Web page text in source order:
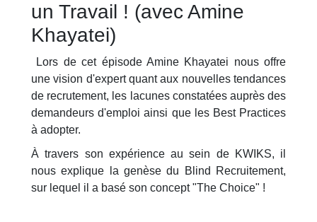
un Travail ! (avec Amine
Khayatei)
Lors de cet épisode Amine Khayatei nous offre
une vision d'expert quant aux nouvelles tendances
de recrutement, les lacunes constatées auprès des
demandeurs d'emploi ainsi que les Best Practices
à adopter.
À travers son expérience au sein de KWIKS, il
nous explique la genèse du Blind Recruitement,
sur lequel il a basé son concept "The Choice" !